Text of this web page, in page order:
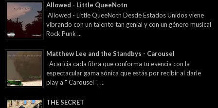
Allowed - Little QueeNotn
Allowed - Little QueeNotn Desde Estados Unidos viene
vibrando con un talento tan genial y con un género musical
Rock Punk ...
Matthew Lee and the Standbys - Carousel
Acaricia cada fibra que conforma tu esencia con la
espectacular gama sónica que estás por recibir al darle
play a " Carousel ", ...
THE SECRET